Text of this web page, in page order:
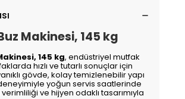
Makinesi, 145 kg
145 kg, endüstriyel mutfak
hızlı ve tutarlı sonuçlar için
gövde, kolay temizlenebilir yapı
deneyimiyle yoğun servis saatlerinde
ve hijyen odaklı tasarımıyla